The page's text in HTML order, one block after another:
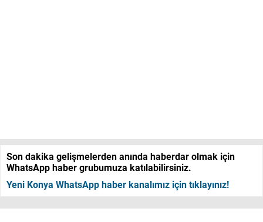
Son dakika gelişmelerden anında haberdar olmak için
WhatsApp haber grubumuza katılabilirsiniz.
Yeni Konya WhatsApp haber kanalımız için tıklayınız!